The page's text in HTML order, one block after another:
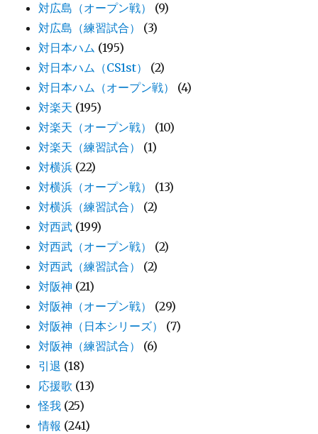
対広島（オープン戦）
(9)
対広島（練習試合）
(3)
対日本ハム (195)
対日本ハム（CS1st）
(2)
対日本ハム（オープン戦）
(4)
対楽天 (195)
対楽天（オープン戦）
(10)
対楽天（練習試合）
(1)
対横浜 (22)
対横浜（オープン戦）
(13)
対横浜（練習試合）
(2)
対西武 (199)
対西武（オープン戦）
(2)
対西武（練習試合）
(2)
対阪神 (21)
対阪神（オープン戦）
(29)
対阪神（日本シリーズ）
(7)
対阪神（練習試合）
(6)
引退 (18)
応援歌 (13)
怪我 (25)
情報 (241)